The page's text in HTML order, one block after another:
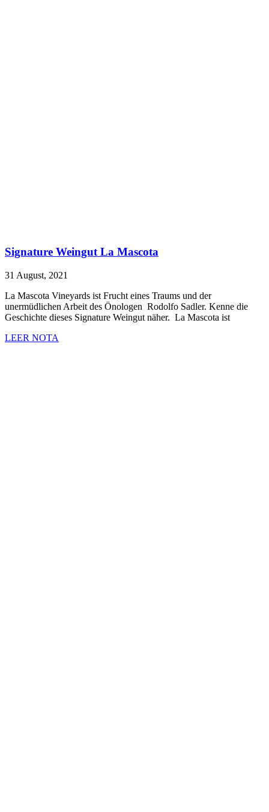
Signature Weingut La Mascota
31 August, 2021
La Mascota Vineyards ist Frucht eines Traums und der
unermüdlichen Arbeit des Önologen Rodolfo Sadler. Kenne die
Geschichte dieses Signature Weingut näher. La Mascota ist
LEER NOTA